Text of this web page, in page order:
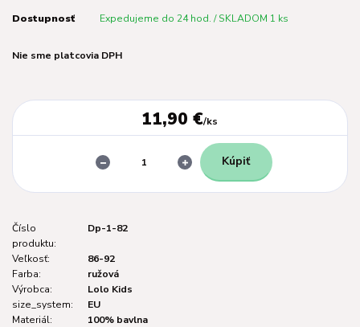
Dostupnosť Expedujeme do 24 hod. / SKLADOM 1 ks
Nie sme platcovia DPH
11,90 €/ks
Kúpiť
Číslo
produktu:
Dp-1-82
Veľkosť:
86-92
Farba:
ružová
Výrobca:
Lolo Kids
size_system:
EU
Materiál:
100% bavlna